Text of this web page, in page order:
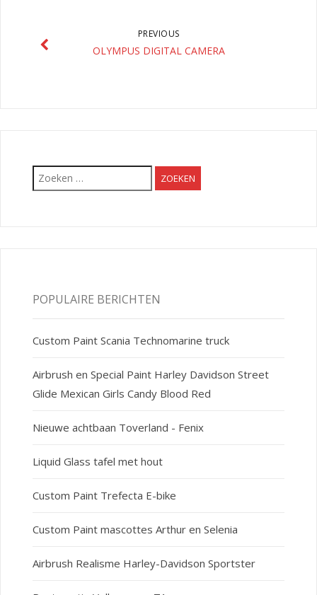
PREVIOUS
OLYMPUS DIGITAL CAMERA
Zoeken
naar:
POPULAIRE BERICHTEN
Custom Paint Scania Technomarine truck
Airbrush en Special Paint Harley Davidson Street
Glide Mexican Girls Candy Blood Red
Nieuwe achtbaan Toverland - Fenix
Liquid Glass tafel met hout
Custom Paint Trefecta E-bike
Custom Paint mascottes Arthur en Selenia
Airbrush Realisme Harley-Davidson Sportster